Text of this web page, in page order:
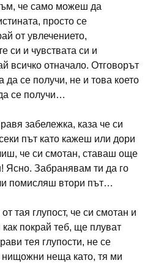
че само можеш да
просто се
от увлечението,
си и чувствата си и
всичко отначало. Отговорът
да се получи, не и това което
се получи…
забележка, каза че си
път като кажеш или дори
че си смотан, ставаш още
Ясно. Забранявам ти да го
помисляш втори път…
тая глупост, че си смотан и
покрай теб, ще плуват
тея глупости, не се
нищожни неща като, тя ми